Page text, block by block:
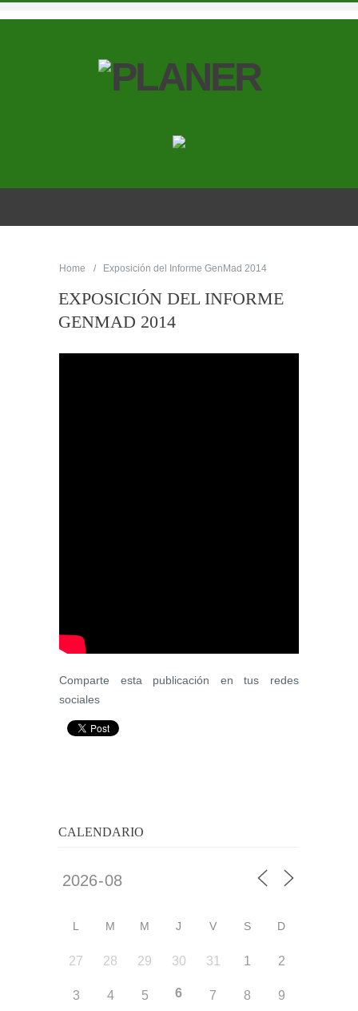
Home Exposición del Informe GenMad 2014
EXPOSICIÓN DEL INFORME
GENMAD 2014
Comparte esta publicación en tus redes
sociales
CALENDARIO
L M M J V S D
27 28 29 30 31 1 2
3 4 5 6 7 8 9